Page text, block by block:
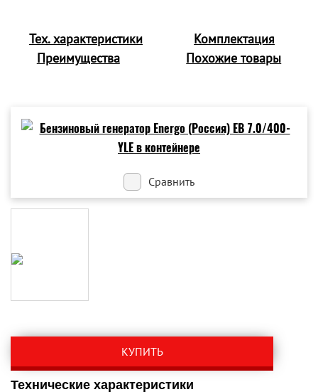
Тех. характеристики
Комплектация
Преимущества
Похожие товары
Сравнить
КУПИТЬ
Технические характеристики